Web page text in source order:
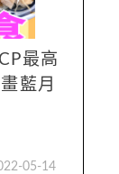
最高
藍月
05-14